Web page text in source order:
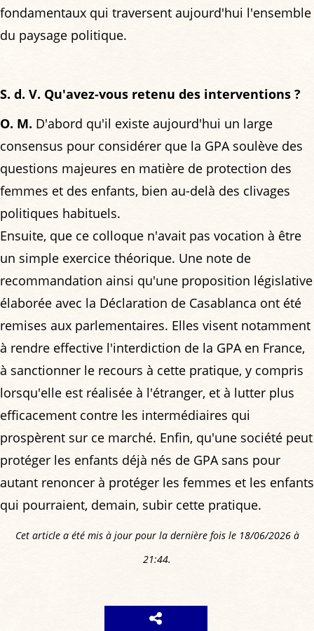
fondamentaux qui traversent aujourd'hui l'ensemble
du paysage politique.
S. d. V. Qu'avez-vous retenu des interventions ?
O. M. D'abord qu'il existe aujourd'hui un large
consensus pour considérer que la GPA soulève des
questions majeures en matière de protection des
femmes et des enfants, bien au-delà des clivages
politiques habituels.
Ensuite, que ce colloque n'avait pas vocation à être
un simple exercice théorique. Une note de
recommandation ainsi qu'une proposition législative
élaborée avec la Déclaration de Casablanca ont été
remises aux parlementaires. Elles visent notamment
à rendre effective l'interdiction de la GPA en France,
à sanctionner le recours à cette pratique, y compris
lorsqu'elle est réalisée à l'étranger, et à lutter plus
efficacement contre les intermédiaires qui
prospèrent sur ce marché. Enfin, qu'une société peut
protéger les enfants déjà nés de GPA sans pour
autant renoncer à protéger les femmes et les enfants
qui pourraient, demain, subir cette pratique.
Cet article a été mis à jour pour la dernière fois le 18/06/2026 à
21:44.